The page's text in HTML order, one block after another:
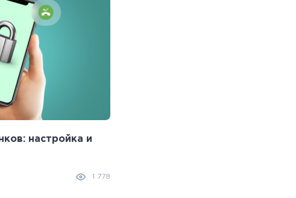
настройка и
1 778